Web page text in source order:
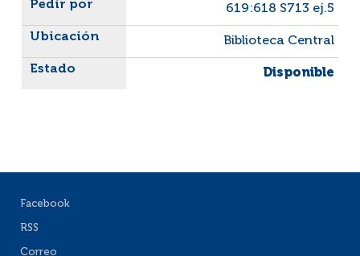
619:618 S713 ej.5
Biblioteca Central
Disponible
Facebook
RSS
Correo